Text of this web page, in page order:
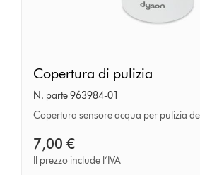
di
pulizia
Copertura di pulizia
N. parte 963984-01
Copertura sensore acqua per pulizia
7,00 €
Il prezzo include l’IVA